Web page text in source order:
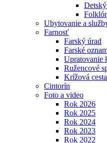
Ubytovanie a
Farnosť
Farský úrad
Farské
Upratovanie
Ružencové
Krížová cesta
Cintorín
Foto a video
Rok 2026
Rok 2025
Rok 2024
Rok 2023
Rok 2022